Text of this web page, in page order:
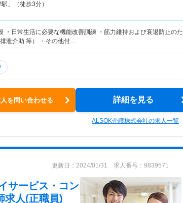
」（徒歩3分）
・日常生活に必要な機能改善訓練 ・筋力維持および衰退防止のた
泄介助 等） ・その他付…
を問い合わせる 詳細を見る
ALSOK介護株式会社の求人一覧
更新日：2024/01/31 求人番号：9839571
サービス・コン
求人(正職員)